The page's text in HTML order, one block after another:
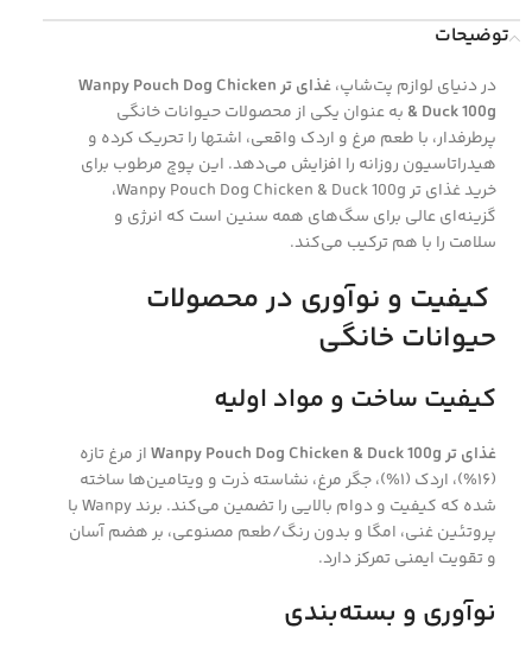
توضیحات
در دنیای لوازم پت‌شاپ،
غذای تر Wanpy Pouch Dog Chicken
& Duck 100g به عنوان یکی از محصولات حیوانات خانگی
پرطرفدار، با طعم مرغ و اردک واقعی، اشتها را تحریک کرده و
هیدراتاسیون روزانه را افزایش می‌دهد. این پوچ مرطوب برای
خرید غذای تر Wanpy Pouch Dog Chicken & Duck 100g،
گزینه‌ای عالی برای سگ‌های همه سنین است که انرژی و
سلامت را با هم ترکیب می‌کند.
کیفیت و نوآوری در محصولات
حیوانات خانگی
کیفیت ساخت و مواد اولیه
غذای تر Wanpy Pouch Dog Chicken & Duck 100g
از مرغ تازه
(۱۶%)، اردک (۱%)، جگر مرغ، نشاسته ذرت و ویتامین‌ها ساخته
شده که کیفیت و دوام بالایی را تضمین می‌کند. برند Wanpy با
پروتئین غنی، امگا و بدون رنگ/طعم مصنوعی، بر هضم آسان
و تقویت ایمنی تمرکز دارد.
نوآوری و بسته‌بندی